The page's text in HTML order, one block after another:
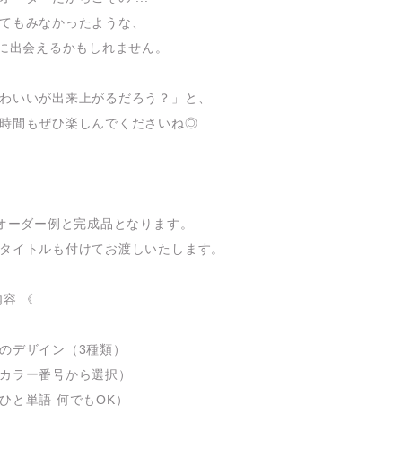
もみなかったような、
出会えるかもしれません。
いいが出来上がるだろう？」と、
間もぜひ楽しんでくださいね◎
ダー例と完成品となります。
イトルも付けてお渡しいたします。
《
デザイン（3種類）
ラー番号から選択）
と単語 何でもOK）